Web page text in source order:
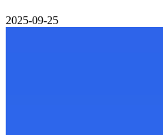
2025-09-25